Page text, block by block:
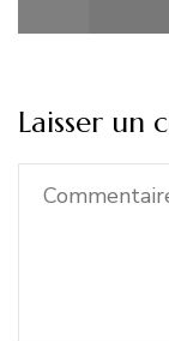
Laisser un